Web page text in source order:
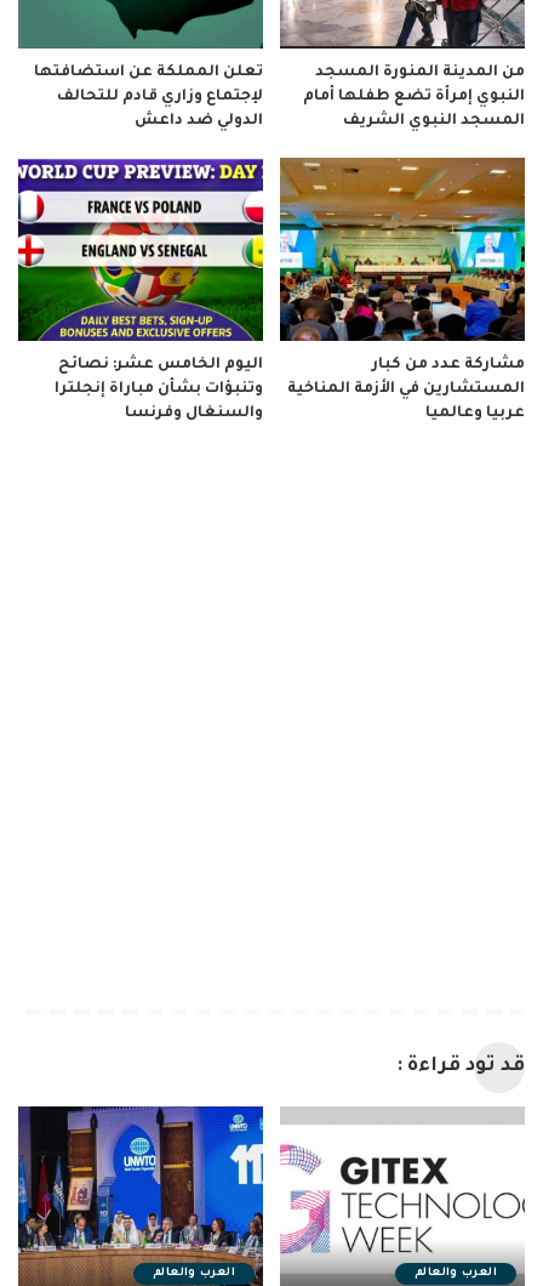
من المدينة المنورة المسجد
النبوي إمرأة تضع طفلها أمام
المسجد النبوي الشريف
تعلن المملكة عن استضافتها
لإجتماع وزاري قادم للتحالف
الدولي ضد داعش
مشاركة عدد من كبار
المستشارين في الأزمة المناخية
عربيا وعالميا
اليوم الخامس عشر: نصائح
وتنبؤات بشأن مباراة إنجلترا
والسنغال وفرنسا
قد تود قراءة :
العرب والعالم العرب والعالم